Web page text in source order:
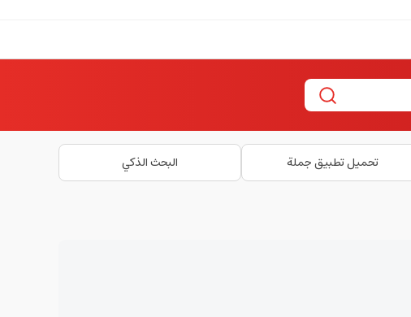
تحميل تطبيق جملة البحث الذكي